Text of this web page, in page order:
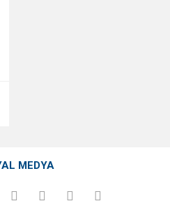
MEDYA